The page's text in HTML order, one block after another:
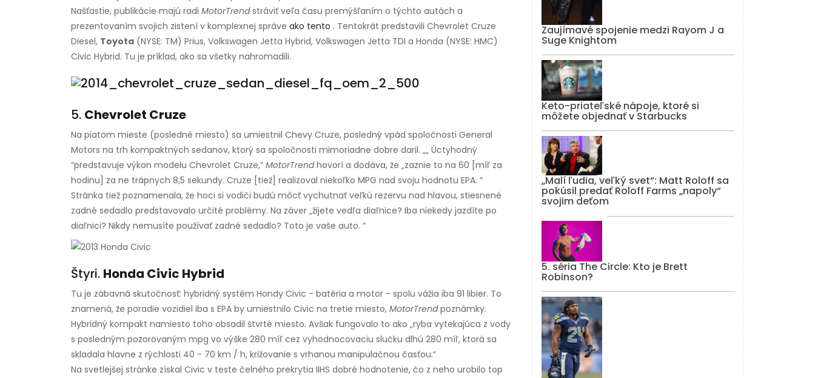
Našťastie, publikácie majú radi MotorTrendstráviť veľa času premýšľaním o týchto autách a
prezentovaním svojich zistení v komplexnej správe ako tento . Tentokrát predstavili Chevrolet Cruze
Diesel, Toyota (NYSE: TM) Prius, Volkswagen Jetta Hybrid, Volkswagen Jetta TDI a Honda (NYSE: HMC)
Civic Hybrid. Tu je príklad, ako sa všetky nahromadili.
5. Chevrolet Cruze
Na piatom mieste (posledné miesto) sa umiestnil Chevy Cruze, posledný vpád spoločnosti General
Motors na trh kompaktných sedanov, ktorý sa spoločnosti mimoriadne dobre daril. „„ Úctyhodný
“predstavuje výkon modelu Chevrolet Cruze,“ MotorTrendhovorí a dodáva, že „zaznie to na 60 [míľ za
hodinu] za ne trápnych 8,5 sekundy. Cruze [tiež] realizoval niekoľko MPG nad svoju hodnotu EPA. “
Stránka tiež poznamenala, že hoci si vodiči budú môcť vychutnať veľkú rezervu nad hlavou, stiesnené
zadné sedadlo predstavovalo určité problémy. Na záver „žijete vedľa diaľnice? Iba niekedy jazdíte po
diaľnici? Nikdy nemusíte používať zadné sedadlo? Toto je vaše auto. “
Štyri. Honda Civic Hybrid
Tu je zábavná skutočnosť: hybridný systém Hondy Civic - batéria a motor - spolu vážia iba 91 libier. To
znamená, že poradie vozidiel iba s EPA by umiestnilo Civic na tretie miesto, MotorTrendpoznámky.
Hybridný kompakt namiesto toho obsadil štvrté miesto. Avšak fungovalo to ako „ryba vytekajúca z vody
s posledným pozorovaným mpg vo výške 280 míľ cez vyhodnocovaciu slučku dlhú 280 míľ, ktorá sa
skladala hlavne z rýchlosti 40 - 70 km / h, križovanie s vrhanou manipulačnou časťou.“
Na svetlejšej stránke získal Civic v teste čelného prekrytia IIHS dobré hodnotenie, čo z neho urobilo top
Zaujímavé spojenie medzi Rayom J a
Suge Knightom
Keto-priateľské nápoje, ktoré si
môžete objednať v Starbucks
„Malí ľudia, veľký svet“: Matt Roloff sa
pokúsil predať Roloff Farms „napoly“
svojim deťom
5. séria The Circle: Kto je Brett
Robinson?